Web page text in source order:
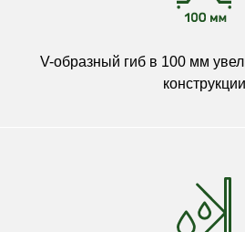
V-образный гиб в 100 мм
конструкции